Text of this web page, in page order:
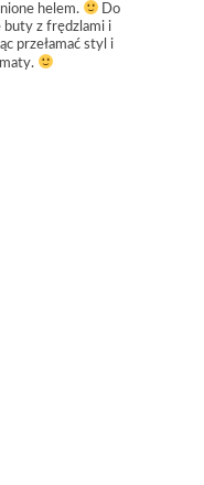
helem.
Do
buty z frędzlami i
przełamać styl i